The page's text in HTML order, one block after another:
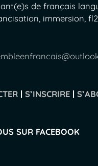
de français
immersion,
| S’INSCRIRE |
SUR FACEBOOK